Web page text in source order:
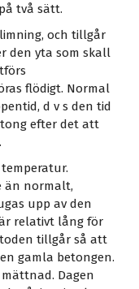
två sätt.
och tillgår
den yta som skall
flödigt. Normal
d v s den tid
efter det att
än normalt,
upp av den
relativt lång för
tillgår så att
gamla betongen.
Dagen